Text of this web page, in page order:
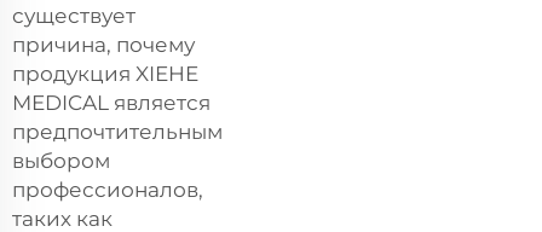
существует
причина, почему
продукция XIEHE
MEDICAL является
предпочтительным
выбором
профессионалов,
таких как